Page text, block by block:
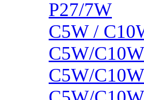
P27/7W
C5W /
C5W/
C5W/